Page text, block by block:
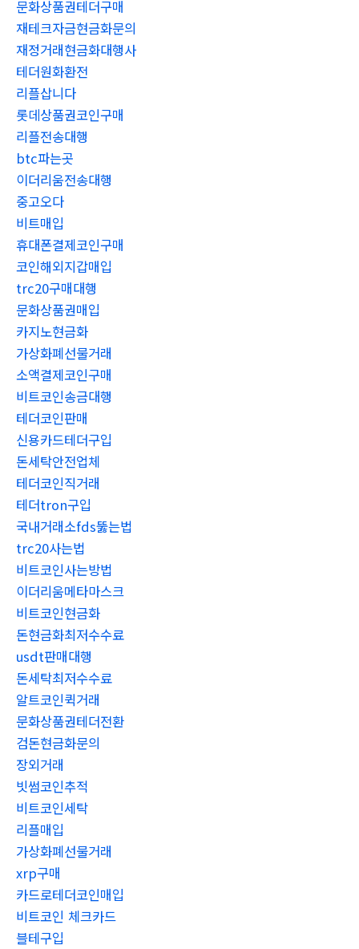
문화상품권테더구매
재테크자금현금화문의
재정거래현금화대행사
테더원화환전
리플삽니다
롯데상품권코인구매
리플전송대행
btc파는곳
이더리움전송대행
중고오다
비트매입
휴대폰결제코인구매
코인해외지갑매입
trc20구매대행
문화상품권매입
카지노현금화
가상화폐선물거래
소액결제코인구매
비트코인송금대행
테더코인판매
신용카드테더구입
돈세탁안전업체
테더코인직거래
테더tron구입
국내거래소fds뚫는법
trc20사는법
비트코인사는방법
이더리움메타마스크
비트코인현금화
돈현금화최저수수료
usdt판매대행
돈세탁최저수수료
알트코인퀵거래
문화상품권테더전환
검돈현금화문의
장외거래
빗썸코인추적
비트코인세탁
리플매입
가상화폐선물거래
xrp구매
카드로테더코인매입
비트코인 체크카드
블테구입